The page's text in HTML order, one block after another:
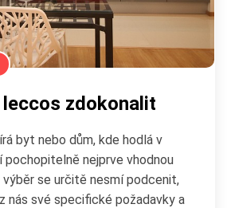
leccos zdokonalit
byt nebo dům, kde hodlá v
pochopitelně nejprve vhodnou
se určitě nesmí podcenit,
nás své specifické požadavky a